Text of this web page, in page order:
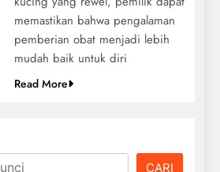
memastikan bahwa pengalaman
pemberian obat menjadi lebih
mudah baik untuk diri
Read More
CARI